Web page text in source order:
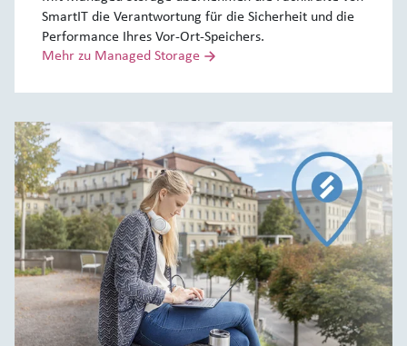
SmartIT die Verantwortung für die Sicherheit und die
Performance Ihres Vor-Ort-Speichers.
Mehr zu Managed Storage